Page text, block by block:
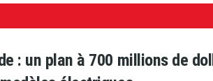
: un plan à 700 millions de